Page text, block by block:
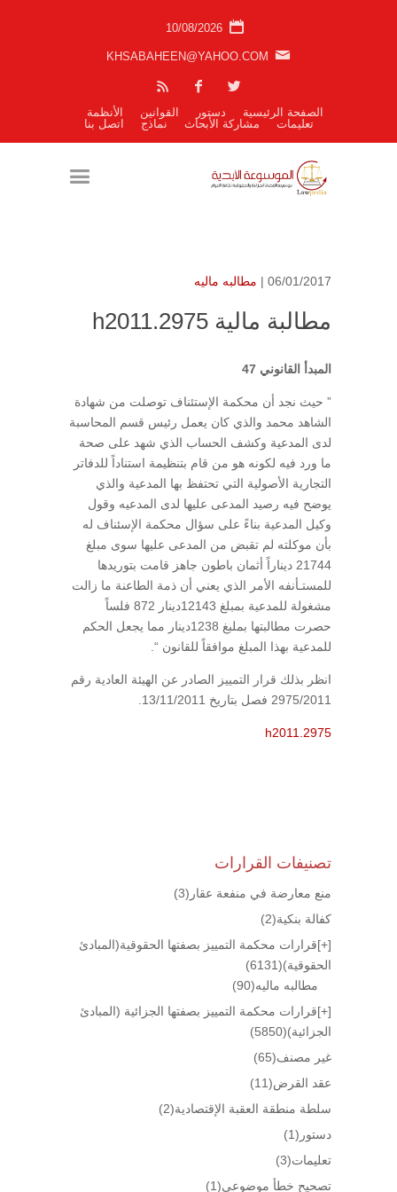
10/08/2026
KHSABAHEEN@YAHOO.COM
الصفحة الرئيسية دستور القوانين
الأنظمة
تعليمات
مشاركة الأبحاث نماذج اتصل بنا
06/01/2017 | مطالبه ماليه
مطالبة مالية h2011.2975
المبدأ القانوني 47
” حيث نجد أن محكمة الإستئناف توصلت من شهادة
الشاهد محمد والذي كان يعمل رئيس قسم المحاسبة
لدى المدعية وكشف الحساب الذي شهد على صحة
ما ورد فيه لكونه هو من قام بتنظيمة استناداً للدفاتر
التجارية الأصولية التي تحتفظ بها المدعية والذي
يوضح فيه رصيد المدعى عليها لدى المدعيه وقول
وكيل المدعية بناءً على سؤال محكمة الإسئناف له
بأن موكلته لم تقبض من المدعى عليها سوى مبلغ
21744 ديناراً أثمان باطون جاهز قامت بتوريدها
للمستـأنفه الأمر الذي يعني أن ذمة الطاعنة ما زالت
مشغولة للمدعية بمبلغ 12143دينار 872 فلساً
حصرت مطالبتها بملبغ 1238دينار مما يجعل الحكم
للمدعية بهذا المبلغ موافقاً للقانون “.
انظر بذلك قرار التمييز الصادر عن الهيئة العادية رقم
2975/2011 فصل بتاريخ 13/11/2011.
h2011.2975
تصنيفات القرارات
منع معارضة في منفعة عقار (3)
كفالة بنكية(2)
[+]قرارات محكمة التمييز بصفتها الحقوقية(المبادئ
الحقوقية)(6131)
مطالبه ماليه(90)
[+]قرارات محكمة التمييز بصفتها الجزائية (المبادئ
الجزائية)(5850)
غير مصنف(65)
عقد القرض(11)
سلطة منطقة العقبة الإقتصادية(2)
دستور (1)
تعليمات(3)
تصحيح خطأ موضوعي(1)